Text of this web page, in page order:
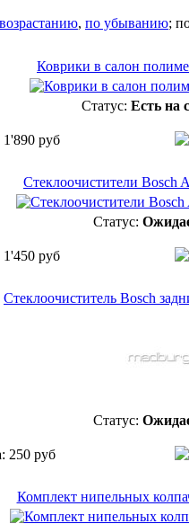
, по убыванию;
Коврики в салон
Статус: Есть на
1'890 руб
Cтеклоочистители Bosch
Статус:
1'450 руб
Стеклоочиститель Bosch
Статус:
250руб
Комплект нипельных